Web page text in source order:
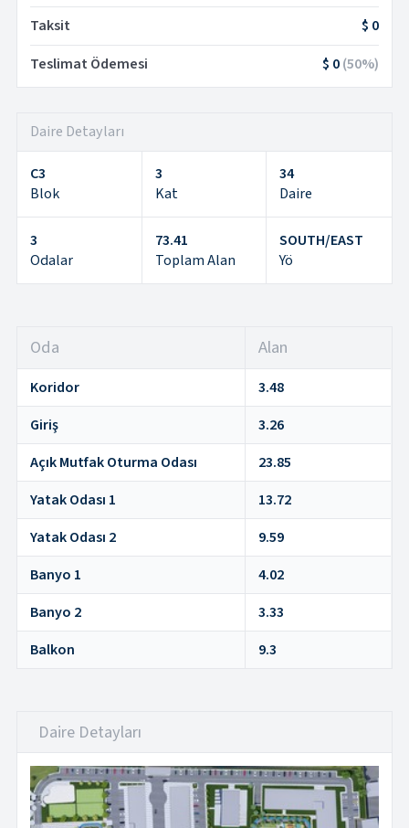
Taksit
$ 0
Teslimat Ödemesi
$ 0(50%)
Daire Detayları
C3
Blok
3
Kat
34
Daire
3
Odalar
73.41
Toplam Alan
SOUTH/EAST
Yö
Oda Alan
Koridor
3.48
Giriş
3.26
Açık Mutfak Oturma Odası
23.85
Yatak Odası 1
13.72
Yatak Odası 2
9.59
Banyo 1
4.02
Banyo 2
3.33
Balkon
9.3
Daire Detayları